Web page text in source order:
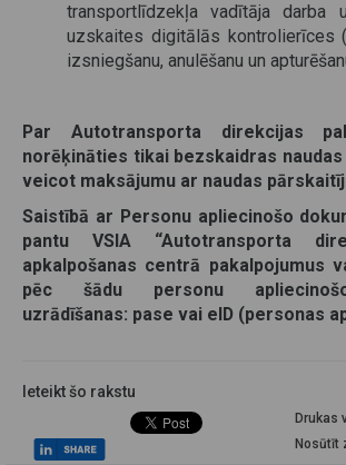
transportlīdzekļa vadītāja darba
uzskaites digitālās kontrolierīces
izsniegšanu, anulēšanu un
Par Autotransporta direkcijas
norēķināties tikai bezskaidras
veicot maksājumu ar naudas
Saistībā ar Personu apliecinošo
pantu VSIA “Autotransporta
apkalpošanas centrā pakalpojumus
pēc šādu personu
uzrādīšanas: pase vai eID (personas
Ieteikt šo rakstu
Drukas
Nosūtīt